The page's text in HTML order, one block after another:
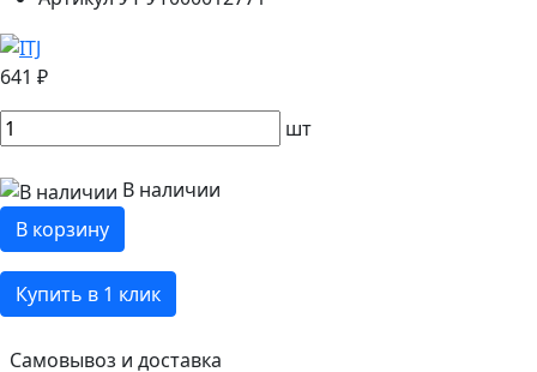
641 ₽
шт
В наличии
В корзину
Купить в 1 клик
Самовывоз и доставка